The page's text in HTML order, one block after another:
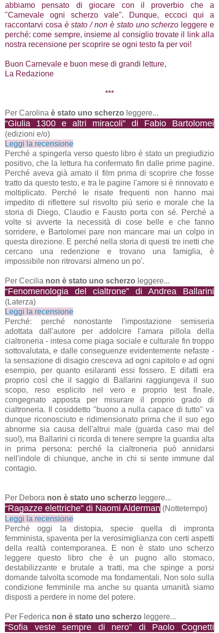
abbiamo pensato di giocare con il proverbio che a
"Carnevale ogni scherzo vale". Dunque, eccoci qui a
raccontarvi cosa è stato / non è stato uno scherzo leggere e
perché: come sempre, insieme al consiglio trovate il link alla
nostra recensione per scoprire se ogni testo fa per voi!
Buon Carnevale e buon mese di grandi letture,
La Redazione
***
Per Carolina è stato uno scherzo leggere...
“Giulia 1300 e altri miracoli” di Fabio Bartolomei
(edizioni e/o)
Leggi la recensione
Perché a spingerla verso questo libro è stato un pregiudizio
positivo, che la lettura ha confermato fin dalle prime pagine.
Perché aveva già amato il film prima di scoprire che fosse
tratto da questo testo, e tra le pagine l'amore si è rinnovato e
moltiplicato. Perché le risate frequenti non hanno mai
impedito di riflettere sul risvolto più serio e morale che la
storia di Diego, Claudio e Fausto porta con sé. Perché a
volte si avverte la necessità di cose belle e che fanno
sorridere, e Bartolomei pare non mancare mai un colpo in
questa direzione. E perché nella storia di questi tre inetti che
cercano una redenzione e trovano una famiglia, è
impossibile non ritrovarsi almeno un po'.
Per Cecilia non è stato uno scherzo leggere...
“Fenomenologia del cialtrone” di Andrea Ballarini
(Laterza)
Leggi la recensione
Perché: perché nonostante l'impostazione semiseria
adottata dall'autore per addolcire l'amara pillola della
cialtroneria - intesa come piaga sociale e culturale fin troppo
sottovalutata, e dalle conseguenze evidentemente nefaste -
la sensazione di disagio cresceva ad ogni capitolo e ad ogni
esempio, per quanto esilaranti essi fossero. E difatti era
proprio così che il saggio di Ballarini raggiungeva il suo
scopo, reso esplicito nel vero e proprio test finale,
congegnato apposta per misurare il proprio grado di
cialtroneria. Il cosiddetto "buono a nulla capace di tutto" va
dunque riconosciuto e ridimensionato prima che il suo ego
abnorme sia causa dell'altrui male (guarda caso mai del
suo!), ma Ballarini ci ricorda di tenere sempre la guardia alta
in prima persona: perché la cialtroneria può annidarsi
nell'indole di chiunque, anche in chi si sente immune dal
contagio.
Per Debora non è stato uno scherzo leggere...
“Ragazze elettriche” di Naomi Alderman (Nottetempo)
Leggi la recensione
Perché oggi la distopia, specie quella di impronta
femminista, spaventa per la verosimiglianza con certi aspetti
della realtà contemporanea. E non è stato uno scherzo
leggere questo libro che è un pugno allo stomaco,
destabilizzante e brutale a tratti, ma che spinge a porsi
domande talvolta scomode ma fondamentali. Non solo sulla
condizione femminile ma anche su quanta umanità siamo
disposti a perdere in nome del potere.
Per Federica non è stato uno scherzo leggere...
“Sofia veste sempre di nero” di Paolo Cognetti